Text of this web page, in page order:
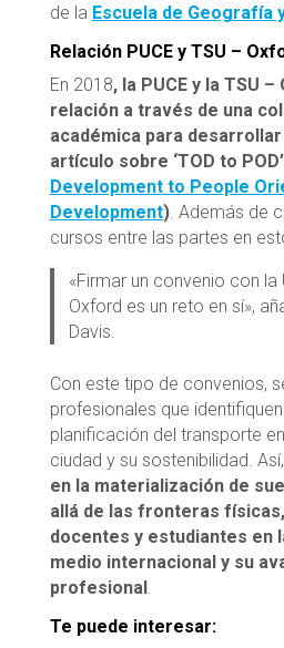
de la Escuela de Geografía
Relación PUCE y TSU –
En 2018, la PUCE y la TSU
relación a través de una
académica para
artículo sobre ‘TOD to
Development to People
Development). Además de
cursos entre las partes en
«Firmar un convenio con la
Oxford es un reto en sí»,
Davis.
Con este tipo de convenios,
profesionales que
planificación del transporte
ciudad y su sostenibilidad. Así,
en la materialización de
allá de las fronteras
docentes y estudiantes en
medio internacional y su
profesional .
Te puede interesar: